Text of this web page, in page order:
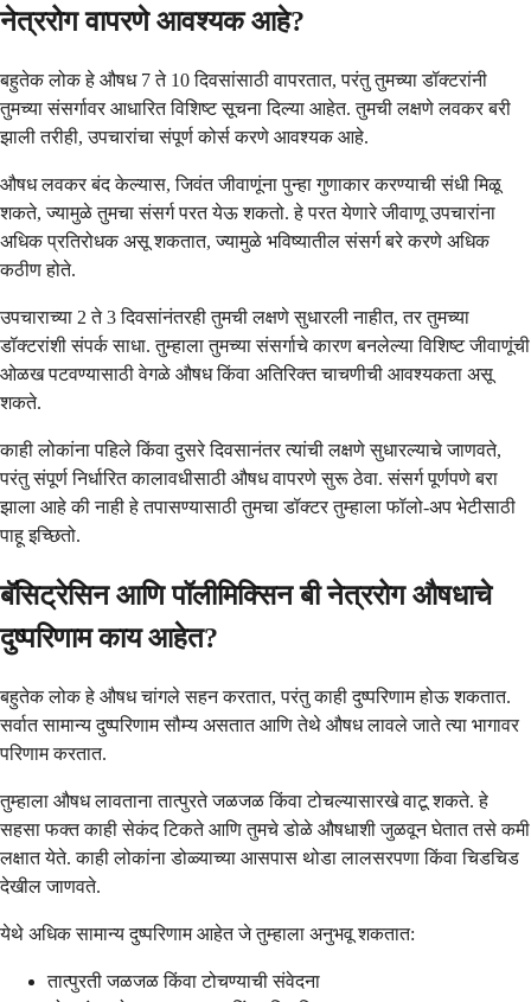
नेत्ररोग वापरणे आवश्यक आहे?
बहुतेक लोक हे औषध 7 ते 10 दिवसांसाठी वापरतात, परंतु तुमच्या डॉक्टरांनी
तुमच्या संसर्गावर आधारित विशिष्ट सूचना दिल्या आहेत. तुमची लक्षणे लवकर बरी
झाली तरीही, उपचारांचा संपूर्ण कोर्स करणे आवश्यक आहे.
औषध लवकर बंद केल्यास, जिवंत जीवाणूंना पुन्हा गुणाकार करण्याची संधी मिळू
शकते, ज्यामुळे तुमचा संसर्ग परत येऊ शकतो. हे परत येणारे जीवाणू उपचारांना
अधिक प्रतिरोधक असू शकतात, ज्यामुळे भविष्यातील संसर्ग बरे करणे अधिक
कठीण होते.
उपचाराच्या 2 ते 3 दिवसांनंतरही तुमची लक्षणे सुधारली नाहीत, तर तुमच्या
डॉक्टरांशी संपर्क साधा. तुम्हाला तुमच्या संसर्गाचे कारण बनलेल्या विशिष्ट जीवाणूंची
ओळख पटवण्यासाठी वेगळे औषध किंवा अतिरिक्त चाचणीची आवश्यकता असू
शकते.
काही लोकांना पहिले किंवा दुसरे दिवसानंतर त्यांची लक्षणे सुधारल्याचे जाणवते,
परंतु संपूर्ण निर्धारित कालावधीसाठी औषध वापरणे सुरू ठेवा. संसर्ग पूर्णपणे बरा
झाला आहे की नाही हे तपासण्यासाठी तुमचा डॉक्टर तुम्हाला फॉलो-अप भेटीसाठी
पाहू इच्छितो.
बॅसिट्रेसिन आणि पॉलीमिक्सिन बी नेत्ररोग औषधाचे
दुष्परिणाम काय आहेत?
बहुतेक लोक हे औषध चांगले सहन करतात, परंतु काही दुष्परिणाम होऊ शकतात.
सर्वात सामान्य दुष्परिणाम सौम्य असतात आणि तेथे औषध लावले जाते त्या भागावर
परिणाम करतात.
तुम्हाला औषध लावताना तात्पुरते जळजळ किंवा टोचल्यासारखे वाटू शकते. हे
सहसा फक्त काही सेकंद टिकते आणि तुमचे डोळे औषधाशी जुळवून घेतात तसे कमी
लक्षात येते. काही लोकांना डोळ्याच्या आसपास थोडा लालसरपणा किंवा चिडचिड
देखील जाणवते.
येथे अधिक सामान्य दुष्परिणाम आहेत जे तुम्हाला अनुभवू शकतात:
तात्पुरती जळजळ किंवा टोचण्याची संवेदना